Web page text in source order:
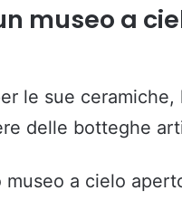
museo a
le sue
delle botteghe
museo a cielo